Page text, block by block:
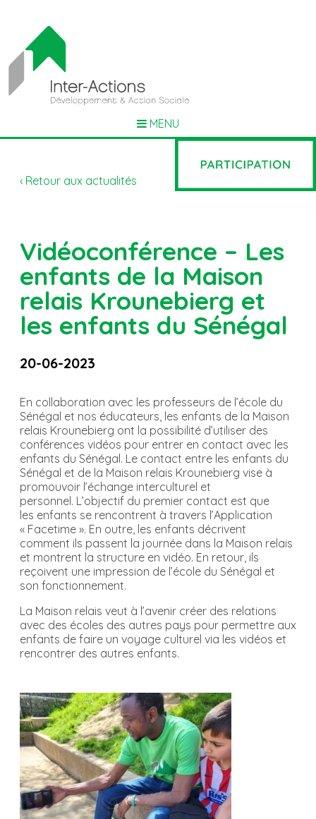
MENU
‹ Retour aux actualités
Vidéoconférence – Les
enfants de la Maison
relais Krounebierg et
les enfants du Sénégal
20-06-2023
En collaboration avec les professeurs de l’école du
Sénégal et nos éducateurs, les enfants de la Maison
relais Krounebierg ont la possibilité d’utiliser des
conférences vidéos pour entrer en contact avec les
enfants du Sénégal. Le contact entre les enfants du
Sénégal et de la Maison relais Krounebierg vise à
promouvoir l’échange interculturel et
personnel. L’objectif du premier contact est que
les enfants se rencontrent à travers l’Application
« Facetime ». En outre, les enfants décrivent
comment ils passent la journée dans la Maison relais
et montrent la structure en vidéo. En retour, ils
reçoivent une impression de l’école du Sénégal et
son fonctionnement.
La Maison relais veut à l’avenir créer des relations
avec des écoles des autres pays pour permettre aux
enfants de faire un voyage culturel via les vidéos et
rencontrer des autres enfants.